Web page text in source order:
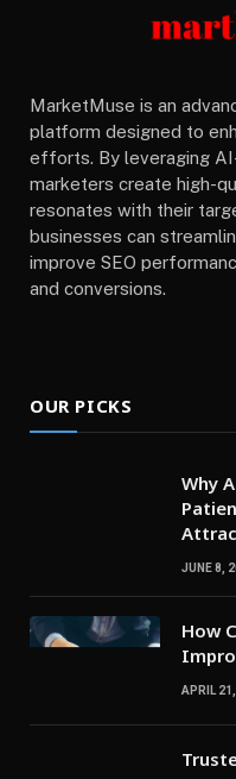
MarketMuse is an
platform designed to
efforts. By leveraging
marketers create high-
resonates with their
businesses can
improve SEO
and conversions.
OUR PICKS
Why
JUNE 8,
How
APRIL